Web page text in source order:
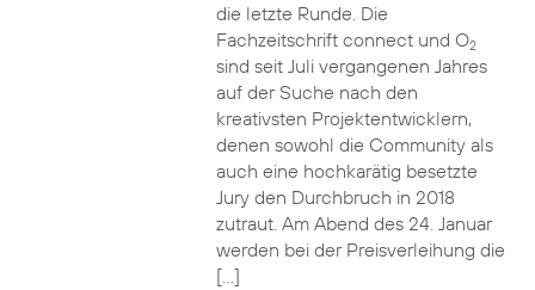
die letzte Runde. Die
Fachzeitschrift connect und O2
sind seit Juli vergangenen Jahres
auf der Suche nach den
kreativsten Projektentwicklern,
denen sowohl die Community als
auch eine hochkarätig besetzte
Jury den Durchbruch in 2018
zutraut. Am Abend des 24. Januar
werden bei der Preisverleihung die
[…]